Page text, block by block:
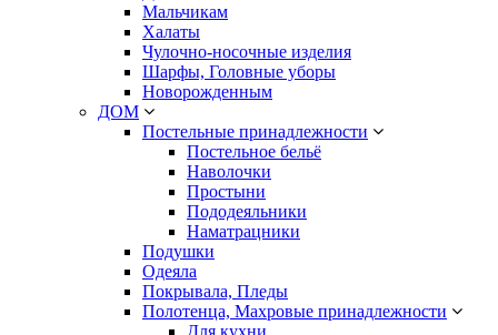
Мальчикам
Халаты
Чулочно-носочные изделия
Шарфы, Головные уборы
Новорожденным
ДОМ
Постельные принадлежности
Постельное бельё
Наволочки
Простыни
Пододеяльники
Наматрацники
Подушки
Одеяла
Покрывала, Пледы
Полотенца, Махровые принадлежности
Для кухни